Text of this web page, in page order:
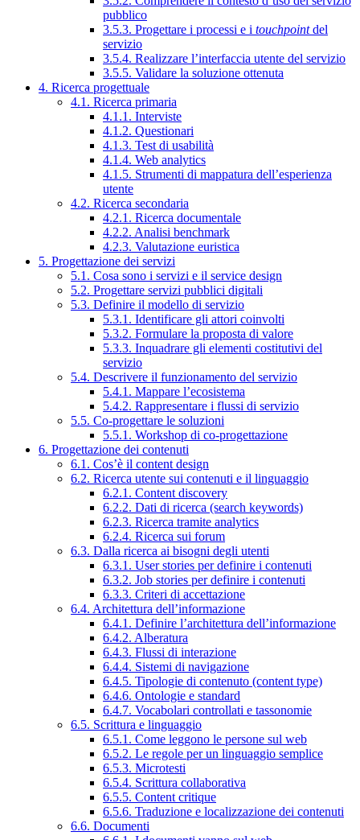
pubblico
3.5.3. Progettare i processi e i touchpointdel
servizio
3.5.4. Realizzare l’interfaccia utente del servizio
3.5.5. Validare la soluzione ottenuta
4. Ricerca progettuale
4.1. Ricerca primaria
4.1.1. Interviste
4.1.2. Questionari
4.1.3. Test di usabilità
4.1.4. Web analytics
4.1.5. Strumenti di mappatura dell’esperienza
utente
4.2. Ricerca secondaria
4.2.1. Ricerca documentale
4.2.2. Analisi benchmark
4.2.3. Valutazione euristica
5. Progettazione dei servizi
5.1. Cosa sono i servizi e il service design
5.2. Progettare servizi pubblici digitali
5.3. Definire il modello di servizio
5.3.1. Identificare gli attori coinvolti
5.3.2. Formulare la proposta di valore
5.3.3. Inquadrare gli elementi costitutivi del
servizio
5.4. Descrivere il funzionamento del servizio
5.4.1. Mappare l’ecosistema
5.4.2. Rappresentare i flussi di servizio
5.5. Co-progettare le soluzioni
5.5.1. Workshop di co-progettazione
6. Progettazione dei contenuti
6.1. Cos’è il content design
6.2. Ricerca utente sui contenuti e il linguaggio
6.2.1. Content discovery
6.2.2. Dati di ricerca (search keywords)
6.2.3. Ricerca tramite analytics
6.2.4. Ricerca sui forum
6.3. Dalla ricerca ai bisogni degli utenti
6.3.1. User stories per definire i contenuti
6.3.2. Job stories per definire i contenuti
6.3.3. Criteri di accettazione
6.4. Architettura dell’informazione
6.4.1. Definire l’architettura dell’informazione
6.4.2. Alberatura
6.4.3. Flussi di interazione
6.4.4. Sistemi di navigazione
6.4.5. Tipologie di contenuto (content type)
6.4.6. Ontologie e standard
6.4.7. Vocabolari controllati e tassonomie
6.5. Scrittura e linguaggio
6.5.1. Come leggono le persone sul web
6.5.2. Le regole per un linguaggio semplice
6.5.3. Microtesti
6.5.4. Scrittura collaborativa
6.5.5. Content critique
6.5.6. Traduzione e localizzazione dei contenuti
6.6. Documenti